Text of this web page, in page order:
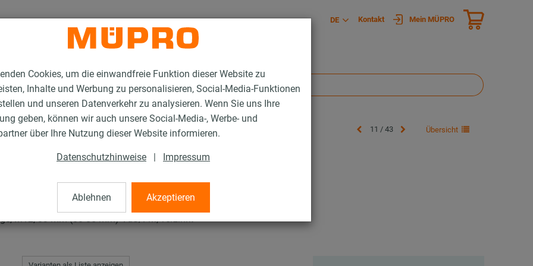
Cookies, um die einwandfreie Funktion dieser Website zu
Inhalte und Werbung zu personalisieren, Social-Media-Funktionen
und unseren Datenverkehr zu analysieren. Wenn Sie uns Ihre
geben, können wir auch unsere Social-Media-, Werbe- und
über Ihre Nutzung dieser Website informieren.
Datenschutzhinweise | Impressum
Ablehnen Akzeptieren
DE Kontakt Mein MÜPRO
schwere Ausführung 11 / 43 Übersicht
schwere Ausführung
M12, 83 mm (80-85 mm) VdS/FM, verzinkt